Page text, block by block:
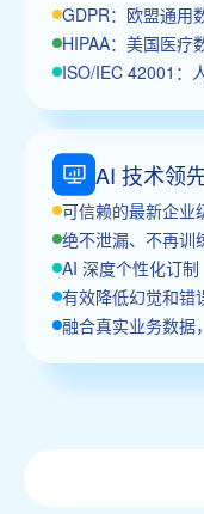
GDPR：欧盟通用
HIPAA：美国医疗
ISO/IEC 42001：
AI 技术领
可信赖的最新企业
绝不泄漏、不再训
AI 深度个性化订制
有效降低幻觉和错
融合真实业务数据